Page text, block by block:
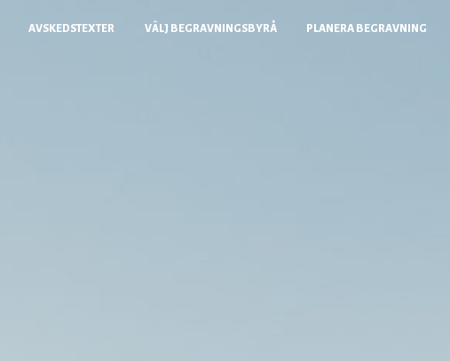
AVSKEDSTEXTER VÄLJ BEGRAVNINGSBYRÅ PLANERA BEGRAVNING